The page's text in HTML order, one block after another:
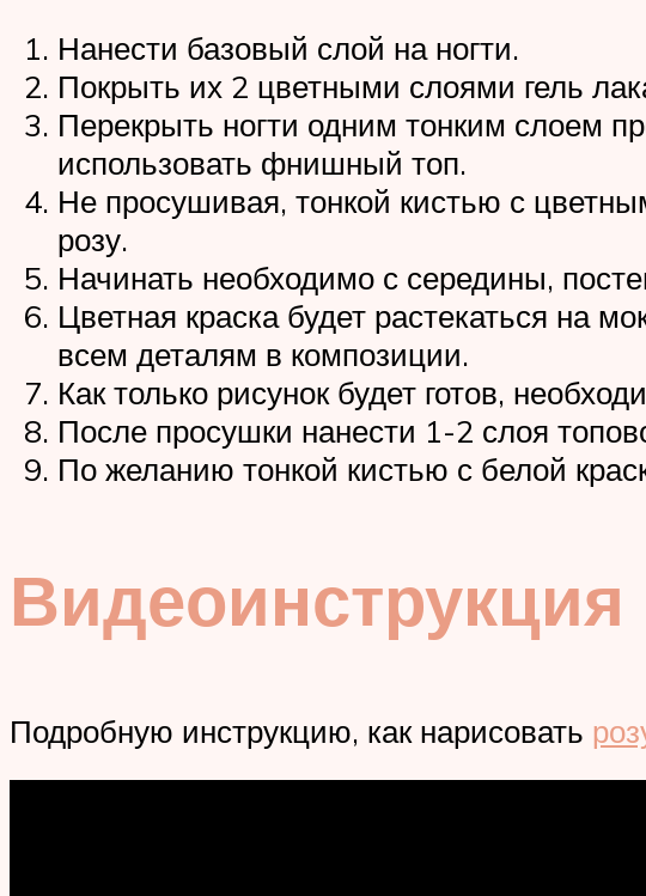
Нанести базовый слой на ногти.
Покрыть их 2 цветными слоями гель
Перекрыть ногти одним тонким слоем
использовать фнишный топ.
Не просушивая, тонкой кистью с
розу.
Начинать необходимо с середины,
Цветная краска будет растекаться на
всем деталям в композиции.
Как только рисунок будет готов,
После просушки нанести 1-2 слоя
По желанию тонкой кистью с белой
Видеоинструкция
Подробную инструкцию, как нарисовать